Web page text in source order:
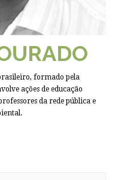
formado pela
ações de educação
da rede pública e